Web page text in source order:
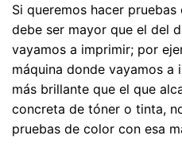
Si queremos hacer
debe ser mayor que el del
vayamos a imprimir; por
máquina donde vayamos a
más brillante que el que
concreta de tóner o tinta,
pruebas de color con esa